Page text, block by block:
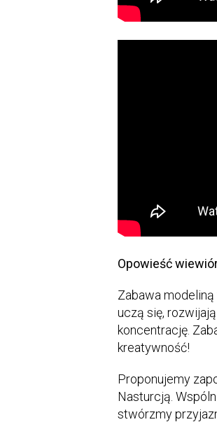
Opowieść
Zabawa
uczą się,
koncentrację.
kreatywność!
Proponujemy
Nasturcją.
stwórzmy